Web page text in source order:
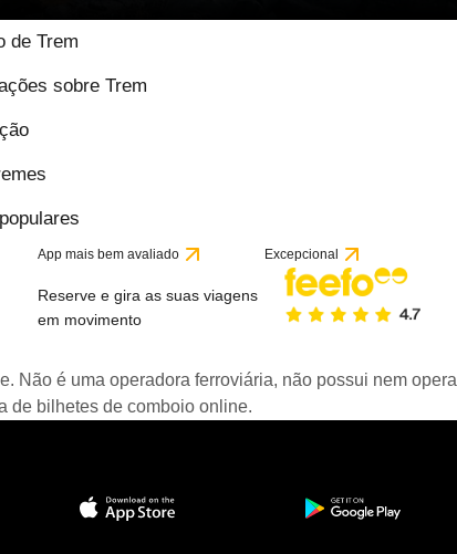
de Trem
sobre Trem
App mais bem avaliado
Reserve e gira as suas viagens
em movimento
Excepcional
é uma operadora ferroviária, não possui nem
de bilhetes de comboio online.